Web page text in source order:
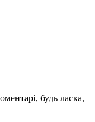
будь ласка,